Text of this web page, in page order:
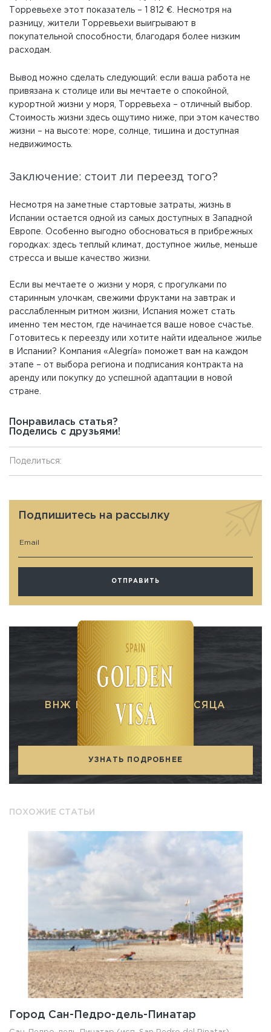
Торревьехе этот показатель – 1 812 €. Несмотря на
разницу, жители Торревьехи выигрывают в
покупательной способности, благодаря более низким
расходам.
Вывод можно сделать следующий: если ваша работа не
привязана к столице или вы мечтаете о спокойной,
курортной жизни у моря, Торревьеха – отличный выбор.
Стоимость жизни здесь ощутимо ниже, при этом качество
жизни – на высоте: море, солнце, тишина и доступная
недвижимость.
Заключение: стоит ли переезд того?
Несмотря на заметные стартовые затраты, жизнь в
Испании остается одной из самых доступных в Западной
Европе. Особенно выгодно обосноваться в прибрежных
городках: здесь теплый климат, доступное жилье, меньше
стресса и выше качество жизни.
Если вы мечтаете о жизни у моря, с прогулками по
старинным улочкам, свежими фруктами на завтрак и
расслабленным ритмом жизни, Испания может стать
именно тем местом, где начинается ваше новое счастье.
Готовитесь к переезду или хотите найти идеальное жилье
в Испании? Компания «Alegría» поможет вам на каждом
этапе – от выбора региона и подписания контракта на
аренду или покупку до успешной адаптации в новой
стране.
Понравилась статья?
Поделись с друзьями!
Поделиться:
Подпишитесь на рассылку
ВНЖ В ИСПАНИИ ЗА 3 МЕСЯЦА
При покупке недвижимости
УЗНАТЬ ПОДРОБНЕЕ
ПОХОЖИЕ СТАТЬИ
Город Сан-Педро-дель-Пинатар